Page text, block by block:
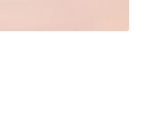
RHOMB